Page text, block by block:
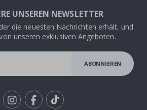
UNSEREN NEWSLETTER
die neuesten Nachrichten erhält, und
unseren exklusiven Angeboten.
ABONNIEREN